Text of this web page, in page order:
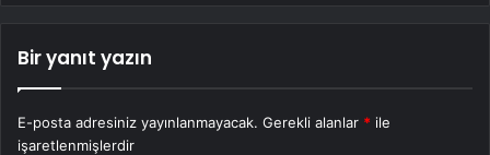
Bir yanıt yazın
E-posta adresiniz yayınlanmayacak. Gerekli alanlar * ile
işaretlenmişlerdir